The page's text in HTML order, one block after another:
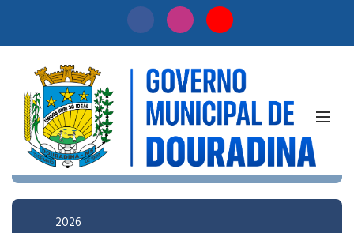
Início / Licitação
Pesquisa Avançada
2026